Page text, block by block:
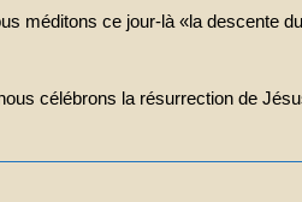
méditons ce jour-là «la descente
célébrons la résurrection de